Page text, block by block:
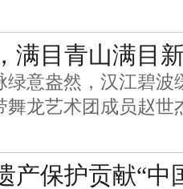
满目青山满目
绿意盎然，汉江碧波
舞龙艺术团成员赵世
产保护贡献“中